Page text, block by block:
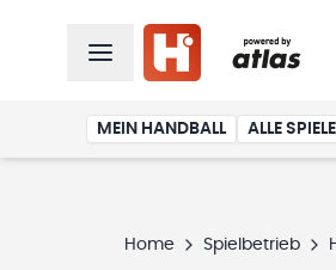
MEIN HANDBALL ALLE SPIELE
Home Spielbetrieb